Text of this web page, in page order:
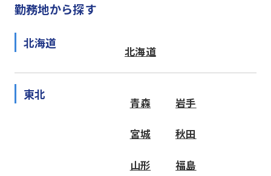
勤務地から探す
北海道
北海道
東北
青森 岩手
宮城 秋田
山形 福島